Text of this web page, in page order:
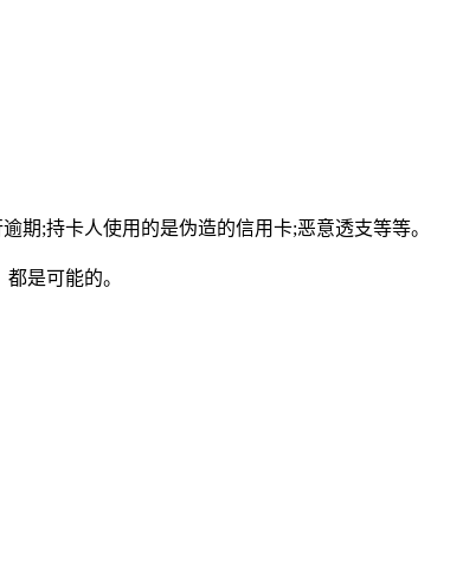
期;持卡人使用的是伪造的信用卡;恶意透支等等。
是可能的。